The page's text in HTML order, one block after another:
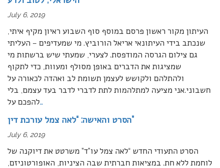
July 6, 2019
העיתון מקור ראשון פרסם במוסף סוף השבוע ראיון מקיף איתי,
שנכתב בידי העיתונאי אריאל הורוביץ. מי שמעדיפים – העליתי
גם צילום הגרסה המודפסת. לצערי, שמעתי שיש ברשתות מי
שמציגות את הדברים באופן מסולף ומעוות, כדי לתקוף
ולהתלהם ולקושש לעצמן תשומת לב ואהדה לכאורה על
חשבוני.אני מציעה למתלהמות לתת לדברי לדבר בעד עצמם, בלי
להפכם על…
הסרט והאישה: “לאה צמל עורכת דין”
July 6, 2019
הסרט התעודי החדש “לאה צמל עו”ד” משרטט את דיוקנה של
לוחמת ללא חת. במציאות חברתית שבה הציניות, האופורטוניזם,